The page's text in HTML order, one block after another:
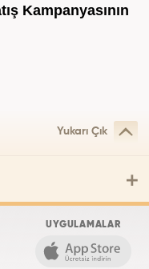
Kampanyasının
Yukarı Çık
UYGULAMALAR